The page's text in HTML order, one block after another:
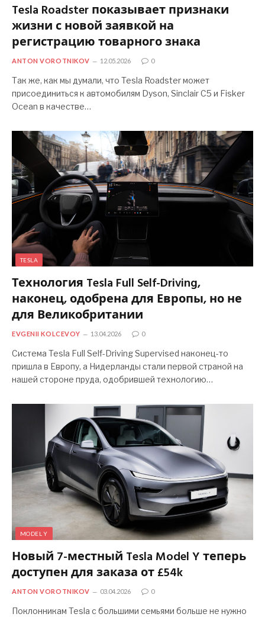
Tesla Roadster показывает признаки
жизни с новой заявкой на
регистрацию товарного знака
ANTON VOROTNIKOV 12.05.2026 0
Так же, как мы думали, что Tesla Roadster может
присоединиться к автомобилям Dyson, Sinclair C5 и Fisker
Ocean в качестве…
TESLA
Технология Tesla Full Self-Driving,
наконец, одобрена для Европы, но не
для Великобритании
EVGENII KOLCEVOY 13.04.2026 0
Система Tesla Full Self-Driving Supervised наконец-то
пришла в Европу, а Нидерланды стали первой страной на
нашей стороне пруда, одобрившей технологию…
MODEL Y
Новый 7-местный Tesla Model Y теперь
доступен для заказа от £54k
ANTON VOROTNIKOV 03.04.2026 0
Поклонникам Tesla с большими семьями больше не нужно